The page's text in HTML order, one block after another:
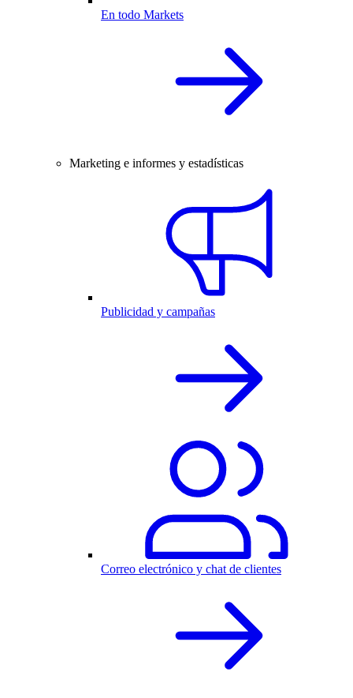
En todo Markets
Marketing e informes y estadísticas
Publicidad y campañas
Correo electrónico y chat de clientes